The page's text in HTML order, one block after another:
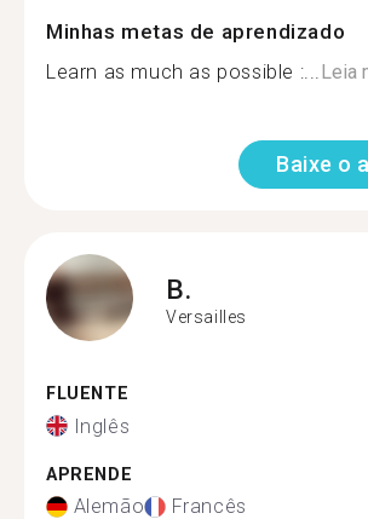
Minhas metas de aprendizado
Learn as much as possible :...Leia
Baixe o
B.
Versailles
FLUENTE
Inglês
APRENDE
Alemão Francês